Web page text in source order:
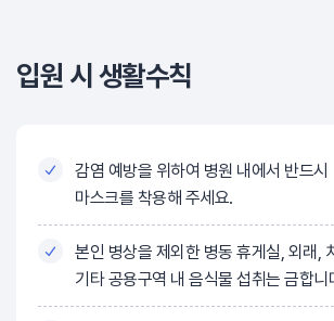
입원 시 생활수칙
감염 예방을 위하여 병원 내에서 반드시
마스크를 착용해 주세요.
본인 병상을 제외한 병동 휴게실, 외래,
기타 공용구역 내 음식물 섭취는 금합니